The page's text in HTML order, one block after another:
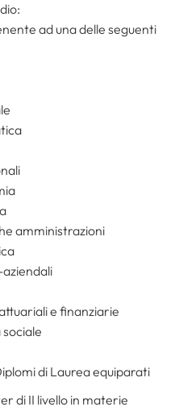
ad una delle seguenti
amministrazioni
e finanziarie
di Laurea equiparati
di II livello in materie